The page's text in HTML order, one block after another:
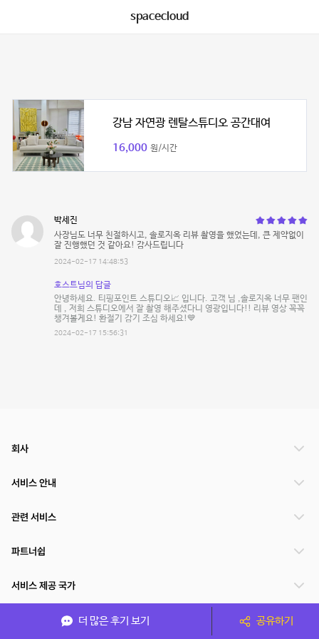
spacecloud
강남 자연광 렌탈스튜디오 공간대여
16,000 원/시간
박세진
사장님도 너무 친절하시고, 솔로지옥 리뷰 촬영을 했었는데, 큰 제약없이
잘 진행했던 것 같아요! 감사드립니다
2024-02-17 14:48:53
호스트님의 답글
안녕하세요. 티핑포인트 스튜디오📈 입니다. 고객 님 ,솔로지옥 너무 팬인
데 , 저희 스튜디오에서 잘 촬영 해주셨다니 영광입니다!! 리뷰 영상 꼭꼭
챙겨볼게요! 환절기 감기 조심 하세요!💙
2024-02-17 15:56:31
더 많은 후기 보기 공유하기
회사
서비스 안내
관련 서비스
파트너쉽
서비스 제공 국가